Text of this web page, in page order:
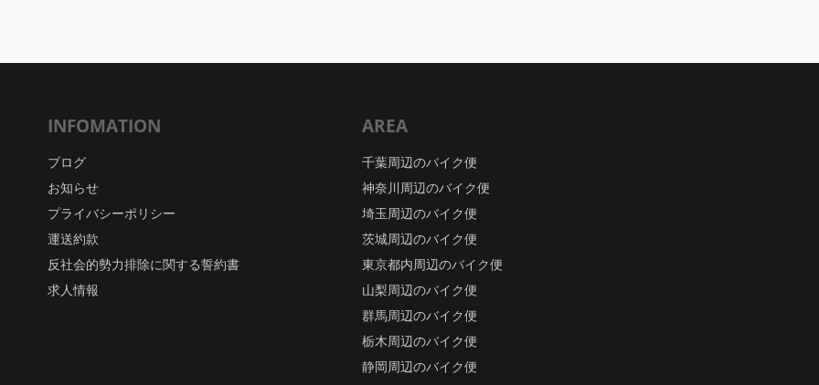
INFOMATION
ブログ
お知らせ
プライバシーポリシー
運送約款
反社会的勢力排除に関する誓約書
求人情報
AREA
千葉周辺のバイク便
神奈川周辺のバイク便
埼玉周辺のバイク便
茨城周辺のバイク便
東京都内周辺のバイク便
山梨周辺のバイク便
群馬周辺のバイク便
栃木周辺のバイク便
静岡周辺のバイク便